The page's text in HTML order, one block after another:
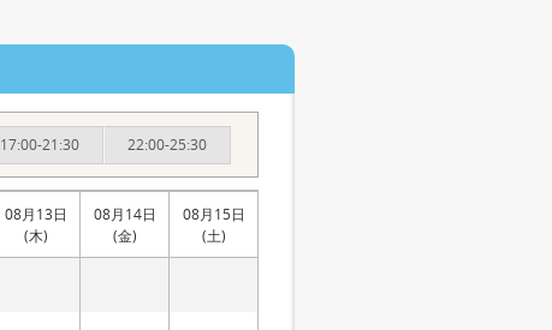
17:00-21:30 22:00-25:30
08月13日
(木)
08月14日
(金)
08月15日
(土)